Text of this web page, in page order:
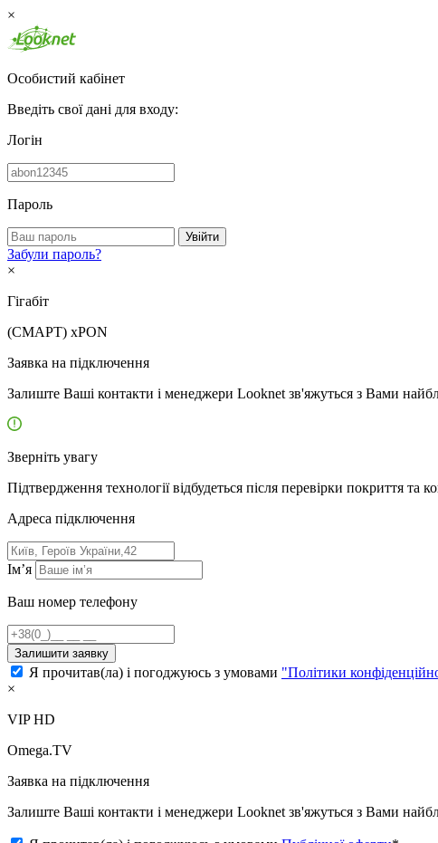
×
Особистий кабінет
Введіть свої дані для входу:
Логін
Пароль
Увійти
Забули пароль?
×
Гігабіт
(СМАРТ) xPON
Заявка на підключення
Залиште Ваші контакти і менеджери Looknet зв'яжуться з Вами
Зверніть увагу
Підтвердження технології відбудеться після перевірки покриття та
Адресa підключення
Ім’я
Ваш номер телефону
Залишити заявку
Я прочитав(ла) і погоджуюсь з умовами "Політики
×
VIP HD
Omega.TV
Заявка на підключення
Залиште Ваші контакти і менеджери Looknet зв'яжуться з Вами